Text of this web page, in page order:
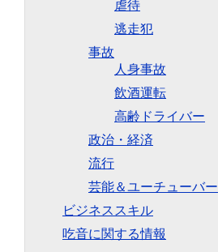
虐待
逃走犯
事故
人身事故
飲酒運転
高齢ドライバー
政治・経済
流行
芸能＆ユーチューバー
ビジネススキル
吃音に関する情報